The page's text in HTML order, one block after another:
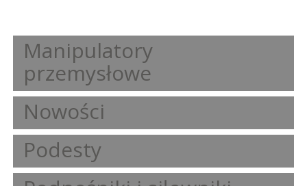
Manipulatory
przemysłowe
Nowości
Podesty